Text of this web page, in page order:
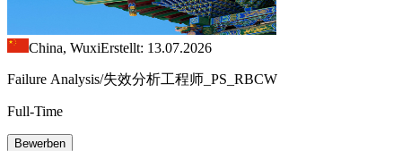
China, WuxiErstellt: 13.07.2026
Failure Analysis/失效分析工程师_PS_RBCW
Full-Time
Bewerben